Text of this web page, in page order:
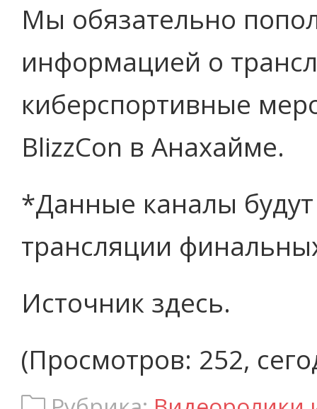
Мы обязательно
информацией о
киберспортивные
BlizzCon в Анахайме.
*Данные каналы
трансляции
Источник здесь.
(Просмотров: 252,